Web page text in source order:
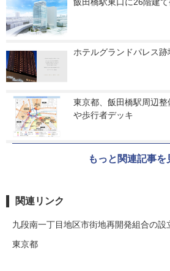
ホテルグランドパレス
東京都、飯田橋駅周辺
や歩行者デッキ
もっと関連記事を
関連リンク
九段南一丁目地区市街地再開発組合の設
東京都